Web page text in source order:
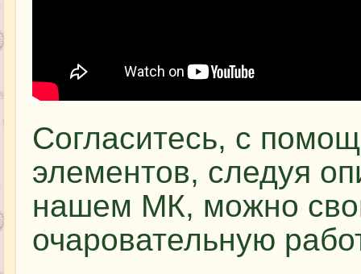
Согласитесь, с
элементов, следуя
нашем МК, можно
очаровательную